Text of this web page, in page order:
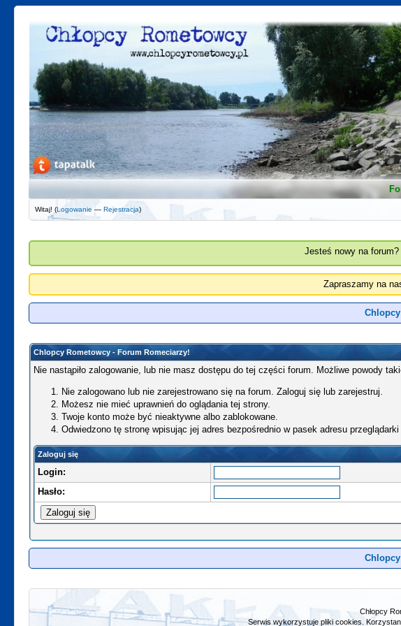
Witaj! (Logowanie —Rejestracja)
Jesteś nowy na
Zapraszamy na
Chlopcy Rometowcy - Forum Romeciarzy!
Nie nastąpiło zalogowanie, lub nie masz dostępu do tej części forum. Możliwe powody
Nie zalogowano lub nie zarejestrowano się na forum. Zaloguj się lub zarejestruj.
Możesz nie mieć uprawnień do oglądania tej strony.
Twoje konto może być nieaktywne albo zablokowane.
Odwiedzono tę stronę wpisując jej adres bezpośrednio w pasek adresu
Zaloguj się
Login:
Hasło:
Chłopcy
Serwis wykorzystuje pliki cookies.